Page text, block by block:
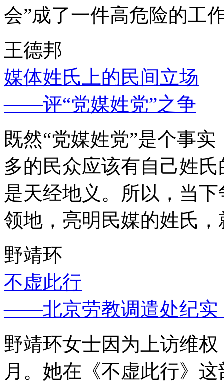
会”成了一件高危险的工
王德邦
媒体姓氏上的民间立场
——评“党媒姓党”之争
既然“党媒姓党”是个事
多的民众应该有自己姓
是天经地义。所以，当
领地，亮明民媒的姓氏
野靖环
不虚此行
——北京劳教调遣处纪实
野靖环女士因为上访维
月。她在《不虚此行》